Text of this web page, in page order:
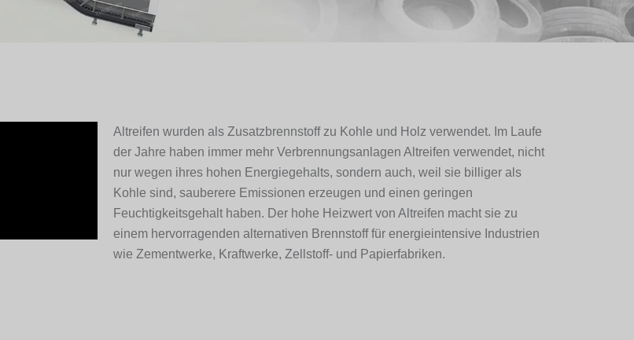
Altreifen wurden als Zusatzbrennstoff zu Kohle und Holz verwendet. Im Laufe
der Jahre haben immer mehr Verbrennungsanlagen Altreifen verwendet, nicht
nur wegen ihres hohen Energiegehalts, sondern auch, weil sie billiger als
Kohle sind, sauberere Emissionen erzeugen und einen geringen
Feuchtigkeitsgehalt haben. Der hohe Heizwert von Altreifen macht sie zu
einem hervorragenden alternativen Brennstoff für energieintensive Industrien
wie Zementwerke, Kraftwerke, Zellstoff- und Papierfabriken.